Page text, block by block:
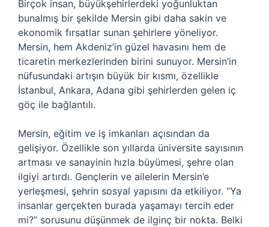
Birçok insan, büyükşehirlerdeki yoğunluktan
bunalmış bir şekilde Mersin gibi daha sakin ve
ekonomik fırsatlar sunan şehirlere yöneliyor.
Mersin, hem Akdeniz’in güzel havasını hem de
ticaretin merkezlerinden birini sunuyor. Mersin’in
nüfusundaki artışın büyük bir kısmı, özellikle
İstanbul, Ankara, Adana gibi şehirlerden gelen iç
göç ile bağlantılı.
Mersin, eğitim ve iş imkanları açısından da
gelişiyor. Özellikle son yıllarda üniversite sayısının
artması ve sanayinin hızla büyümesi, şehre olan
ilgiyi artırdı. Gençlerin ve ailelerin Mersin’e
yerleşmesi, şehrin sosyal yapısını da etkiliyor. “Ya
insanlar gerçekten burada yaşamayı tercih eder
mi?” sorusunu düşünmek de ilginç bir nokta. Belki